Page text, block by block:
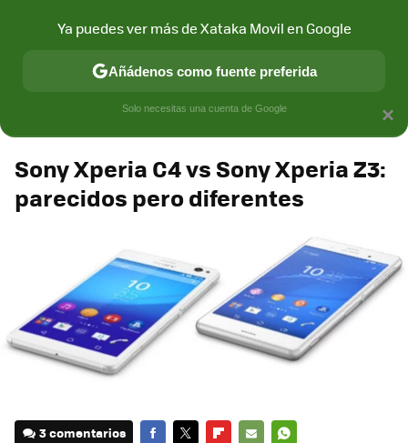
marca que se menciona
Espacio Sony
Sony Xperia C4 vs Sony Xperia Z3:
parecidos pero diferentes
3 comentarios
×
Ya puedes ver más de Xataka Movil en Google
Añádenos como fuente preferida
Solo necesitas una cuenta de Google